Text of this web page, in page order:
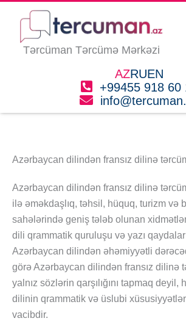
content
Tərcüman Tərcümə Mərkəzi
AZRUEN
+99455 918 60
Azərbaycan dilindən fransız dilinə
Azərbaycan dilindən fransız dilinə
ilə əməkdaşlıq, təhsil, hüquq, turizm və
sahələrində geniş tələb olunan
dili qrammatik quruluşu və yazı
Azərbaycan dilindən əhəmiyyətli
görə Azərbaycan dilindən fransız dilinə
yalnız sözlərin qarşılığını tapmaq deyil,
dilinin qrammatik və üslubi
vacibdir.